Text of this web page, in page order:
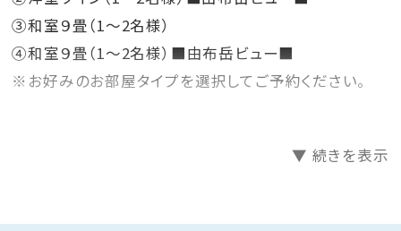
③和室９畳（1〜2名様）
④和室９畳（1〜2名様）■由布岳ビュー■
※お好みのお部屋タイプを選択してご予約ください。
【大分の郷土料理がメインの和朝食】1泊2食付きプラン
【ご夕食】
▼ 続きを表示